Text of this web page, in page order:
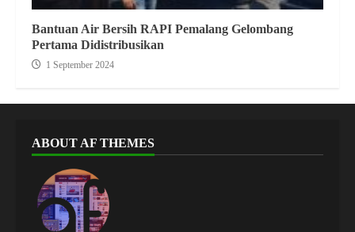
Bantuan Air Bersih RAPI Pemalang Gelombang
Pertama Didistribusikan
1 September 2024
ABOUT AF THEMES